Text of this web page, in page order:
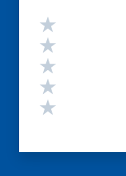
Valutazione